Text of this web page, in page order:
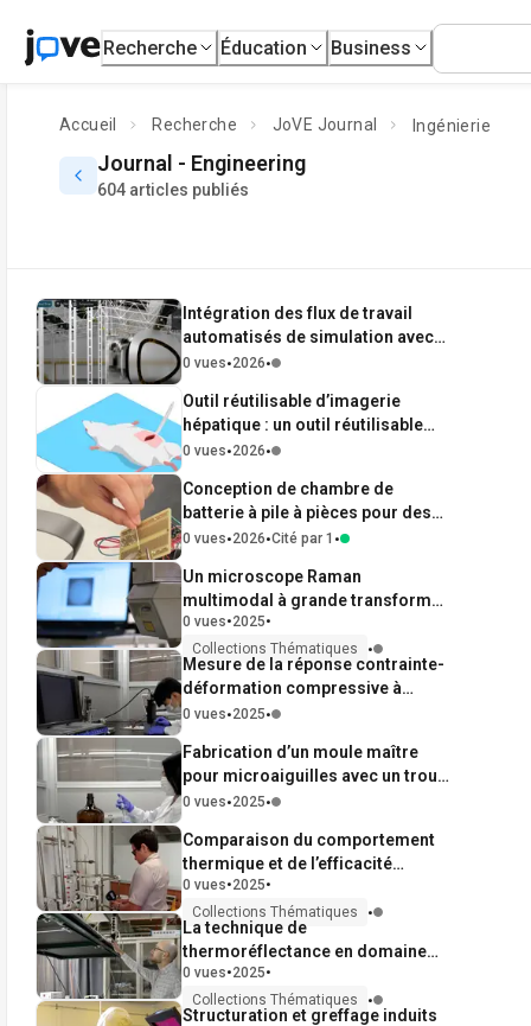
Recherche Éducation Business
Accueil Recherche JoVE Journal Ingénierie
Journal - Engineering
604 articles publiés
Intégration des flux de travail
automatisés de simulation avec
la visualisation 3D pour des
métavers
0 vues•2026•
Outil réutilisable d’imagerie
hépatique : un outil réutilisable
imprimé en 3D pour la
0 vues•2026•
Conception de chambre de
batterie à pile à pièces pour des
expériences d’opérando à basse
0 vues•2026•Cité par 1 •
Un microscope Raman
multimodal à grande transformée
de Fourier
0 vues•2025•
Collections Thématiques
•
Mesure de la réponse contrainte-
déformation compressive à
petites déformations
0 vues•2025•
Fabrication d’un moule maître
pour microaiguilles avec un trou
d’évacuation d’air de la taille d’un
0 vues•2025•
Comparaison du comportement
thermique et de l’efficacité
énergétique du chauffage
électrique AC vs. DC dans une
colonne de distillation à l’aide
d’une analyse thermographique
infrarouge
0 vues•2025•
Collections Thématiques
•
La technique de
thermoréflectance en domaine
fréquentiel pour les mesures des
propriétés thermiques
0 vues•2025•
Collections Thématiques
•
Structuration et greffage induits